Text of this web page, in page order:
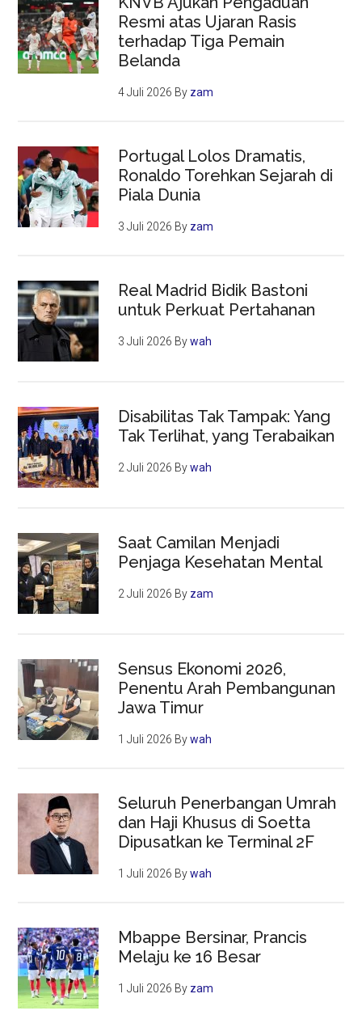
Resmi atas Ujaran Rasis
terhadap Tiga Pemain
Belanda
4 Juli 2026 By zam
Portugal Lolos Dramatis,
Ronaldo Torehkan Sejarah di
Piala Dunia
3 Juli 2026 By zam
Real Madrid Bidik Bastoni
untuk Perkuat Pertahanan
3 Juli 2026 Bywah
Disabilitas Tak Tampak: Yang
Tak Terlihat, yang Terabaikan
2 Juli 2026 Bywah
Saat Camilan Menjadi
Penjaga Kesehatan Mental
2 Juli 2026 By zam
Sensus Ekonomi 2026,
Penentu Arah Pembangunan
Jawa Timur
1 Juli 2026 Bywah
Seluruh Penerbangan Umrah
dan Haji Khusus di Soetta
Dipusatkan ke Terminal 2F
1 Juli 2026 Bywah
Mbappe Bersinar, Prancis
Melaju ke 16 Besar
1 Juli 2026 By zam